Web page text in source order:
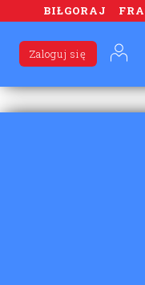
BIŁGORAJ
Zaloguj się